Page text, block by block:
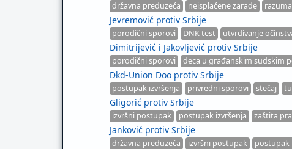
državna preduzeća neisplaćene zarade
Jevremović protiv Srbije
porodični sporovi DNK test utvrđivanje
Dimitrijević i Jakovljević protiv Srbije
porodični sporovi deca u građanskim sudskim
Dkd-Union Doo protiv Srbije
postupak izvršenja privredni sporovi stečaj
Gligorić protiv Srbije
izvršni postupak postupak izvršenja zaštita
Janković protiv Srbije
državna preduzeća izvršni postupak postupak